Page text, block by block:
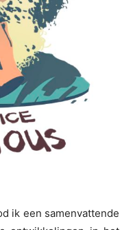
ik een samenvattende